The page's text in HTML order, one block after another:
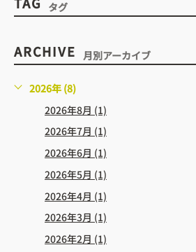
タグ
ARCHIVE 月別アーカイブ
2026年 (8)
2026年8月 (1)
2026年7月 (1)
2026年6月 (1)
2026年5月 (1)
2026年4月 (1)
2026年3月 (1)
2026年2月 (1)